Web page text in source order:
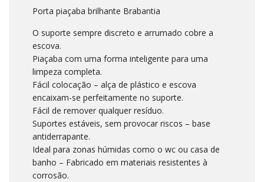
Porta piaçaba brilhante Brabantia
O suporte sempre discreto e arrumado cobre a
escova.
Piaçaba com uma forma inteligente para uma
limpeza completa.
Fácil colocação – alça de plástico e escova
encaixam-se perfeitamente no suporte.
Fácil de remover qualquer resíduo.
Suportes estáveis, sem provocar riscos – base
antiderrapante.
Ideal para zonas húmidas como o wc ou casa de
banho – Fabricado em materiais resistentes à
corrosão.